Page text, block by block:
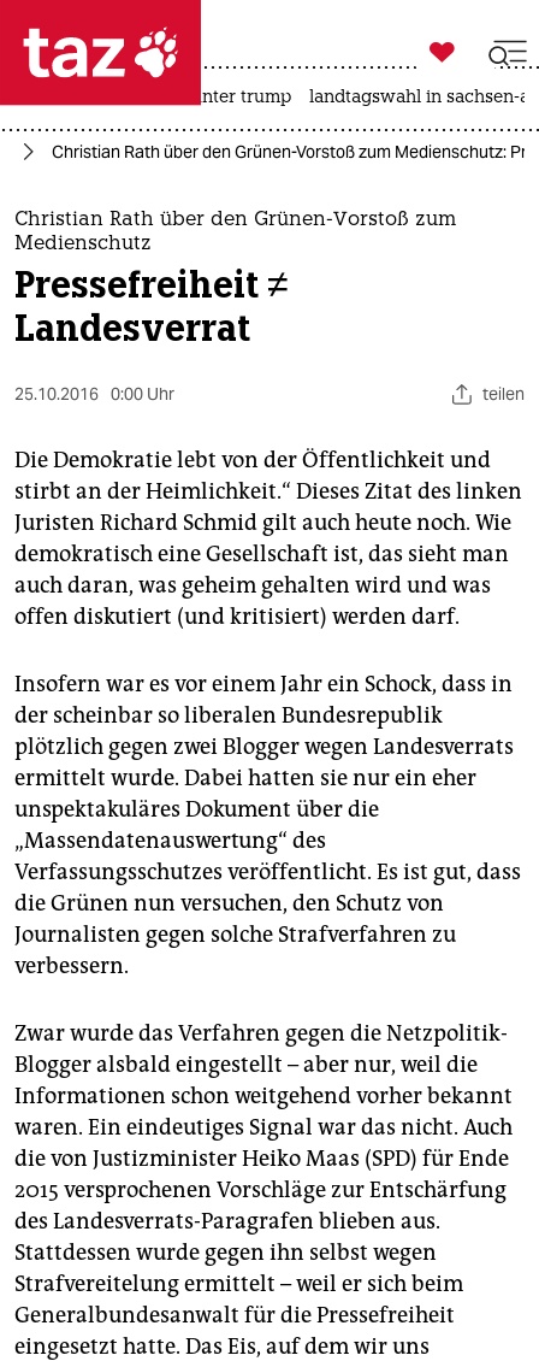
 taz zahl ich
taz zahl ich
themen
politik
öko
gesellschaft
sport
berlin
nord
verlag
verlag
veranstaltungen
shop
fragen & hilfe
unterstützen
genossenschaft
epaper login

taz zahl ich
usa unter trump landtagswahl in sachsen-
Christian Rath über den Grünen-Vorstoß zum Medienschutz:
Christian Rath über den Grünen-Vorstoß zum
Medienschutz
Pressefreiheit ≠
Landesverrat
25.10.2016 0:00 Uhr teilen
Die Demokratie lebt von der Öffentlichkeit und
stirbt an der Heimlichkeit.“ Dieses Zitat des linken
Juristen Richard Schmid gilt auch heute noch. Wie
demokratisch eine Gesellschaft ist, das sieht man
auch daran, was geheim gehalten wird und was
offen diskutiert (und kritisiert) werden darf.
Insofern war es vor einem Jahr ein Schock, dass in
der scheinbar so liberalen Bundesrepublik
plötzlich gegen zwei Blogger wegen Landesverrats
ermittelt wurde. Dabei hatten sie nur ein eher
unspektakuläres Dokument über die
„Massendatenauswertung“ des
Verfassungsschutzes veröffentlicht. Es ist gut, dass
die Grünen nun versuchen, den Schutz von
Journalisten gegen solche Strafverfahren zu
verbessern.
Zwar wurde das Verfahren gegen die Netzpolitik-
Blogger alsbald eingestellt – aber nur, weil die
Informationen schon weitgehend vorher bekannt
waren. Ein eindeutiges Signal war das nicht. Auch
die von Justizminister Heiko Maas (SPD) für Ende
2015 versprochenen Vorschläge zur Entschärfung
des Landesverrats-Paragrafen blieben aus.
Stattdessen wurde gegen ihn selbst wegen
Strafvereitelung ermittelt – weil er sich beim
Generalbundesanwalt für die Pressefreiheit
eingesetzt hatte. Das Eis, auf dem wir uns